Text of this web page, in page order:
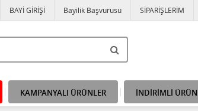
BAYİ GİRİŞİ Bayilik Başvurusu SİPARİŞLERİM
KAMPANYALI ÜRÜNLER İNDİRİMLİ